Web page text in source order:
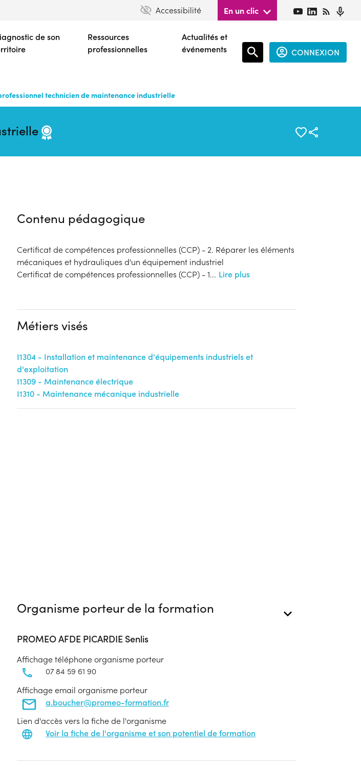
contenu
principal
Accessibilité En un clic
de son
Ressources
professionnelles
Actualités et
événements
CONNEXION
technicien de maintenance industrielle
Contenu pédagogique
Certificat de compétences professionnelles (CCP) - 2. Réparer les éléments
mécaniques et hydrauliques d'un équipement industriel
Certificat de compétences professionnelles (CCP) - 1... Lire plus
Métiers visés
I1304 - Installation et maintenance d'équipements industriels et
d'exploitation
I1309 - Maintenance électrique
I1310 - Maintenance mécanique industrielle
Organisme porteur de la formation
PROMEO AFDE PICARDIE Senlis
Affichage téléphone organisme porteur
07 84 59 61 90
Affichage email organisme porteur
a.boucher@promeo-formation.fr
Lien d'accès vers la fiche de l'organisme
Voir la fiche de l'organisme et son potentiel de formation